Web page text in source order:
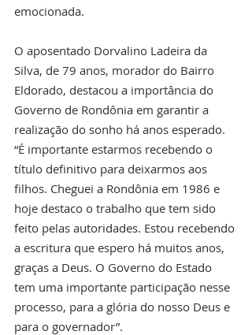
emocionada.
O aposentado Dorvalino Ladeira da
Silva, de 79 anos, morador do Bairro
Eldorado, destacou a importância do
Governo de Rondônia em garantir a
realização do sonho há anos esperado.
“É importante estarmos recebendo o
título definitivo para deixarmos aos
filhos. Cheguei a Rondônia em 1986 e
hoje destaco o trabalho que tem sido
feito pelas autoridades. Estou recebendo
a escritura que espero há muitos anos,
graças a Deus. O Governo do Estado
tem uma importante participação nesse
processo, para a glória do nosso Deus e
para o governador”.